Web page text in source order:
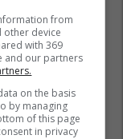
from
other device
with 369
and our partners
on the basis
by managing
of this page
in privacy